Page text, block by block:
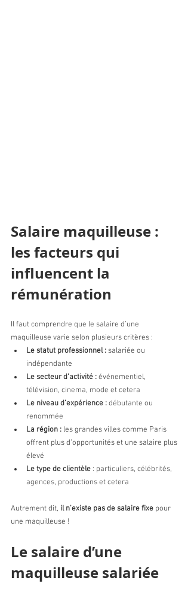
Salaire maquilleuse :
les facteurs qui
influencent la
rémunération
Il faut comprendre que le salaire d’une
maquilleuse varie selon plusieurs critères :
Le statut professionnel : salariée ou
indépendante
Le secteur d’activité : événementiel,
télévision, cinema, mode et cetera
Le niveau d’expérience : débutante ou
renommée
La région : les grandes villes comme Paris
offrent plus d’opportunités et une salaire plus
élevé
Le type de clientèle : particuliers, célébrités,
agences, productions et cetera
Autrement dit, il n’existe pas de salaire fixe pour
une maquilleuse !
Le salaire d’une
maquilleuse salariée